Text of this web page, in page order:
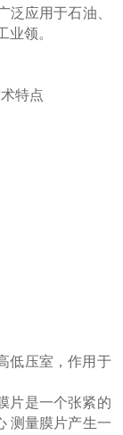
泛应用于石油、
业领。
特点
低压室，作用于
片是一个张紧的
测量膜片产生一